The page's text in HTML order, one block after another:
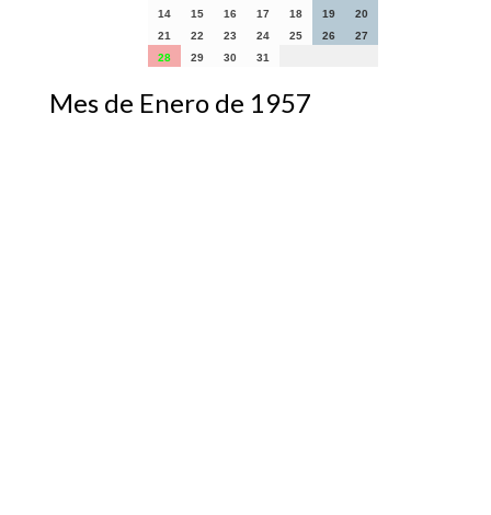
14
15 16 17 18 19
20
21
22 23 24 25 26
27
28
29 30 31
Mes de Enero de 1957